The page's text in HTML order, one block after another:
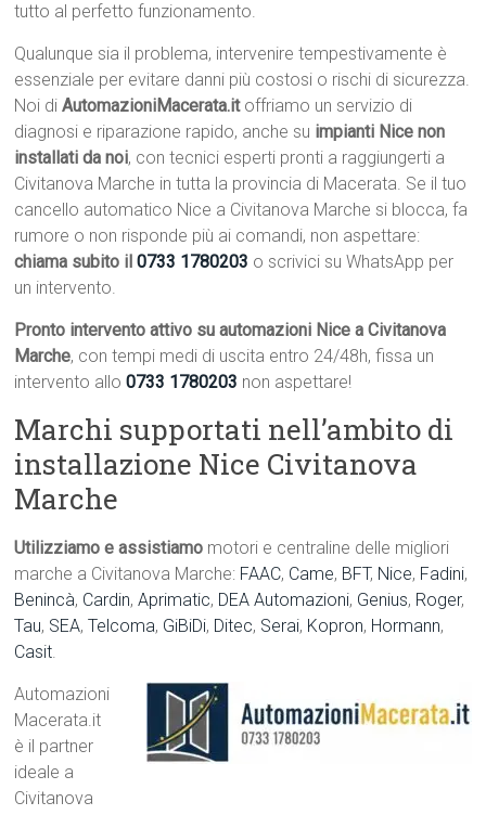
tutto al perfetto funzionamento.
Qualunque sia il problema, intervenire tempestivamente è
essenziale per evitare danni più costosi o rischi di sicurezza.
Noi diAutomazioniMacerata.itoffriamo un servizio di
diagnosi e riparazione rapido, anche su impianti Nice non
installati da noi, con tecnici esperti pronti a raggiungerti a
Civitanova Marche in tutta la provincia di Macerata. Se il tuo
cancello automatico Nice a Civitanova Marche si blocca, fa
rumore o non risponde più ai comandi, non aspettare:
chiama subito il0733 1780203 o scrivici su WhatsApp per
un intervento.
Pronto intervento attivo su automazioni Nice a Civitanova
Marche, con tempi medi di uscita entro 24/48h, fissa un
intervento allo0733 1780203 non aspettare!
Marchi supportati nell’ambito di
installazione Nice Civitanova
Marche
Utilizziamo e assistiamo motori e centraline delle migliori
marche a Civitanova Marche: FAAC, Came, BFT, Nice, Fadini,
Benincà, Cardin,Aprimatic, DEA Automazioni, Genius, Roger,
Tau, SEA,Telcoma, GiBiDi, Ditec, Serai, Kopron, Hormann,
Casit.
Automazioni
Macerata.it
è il partner
ideale a
Civitanova